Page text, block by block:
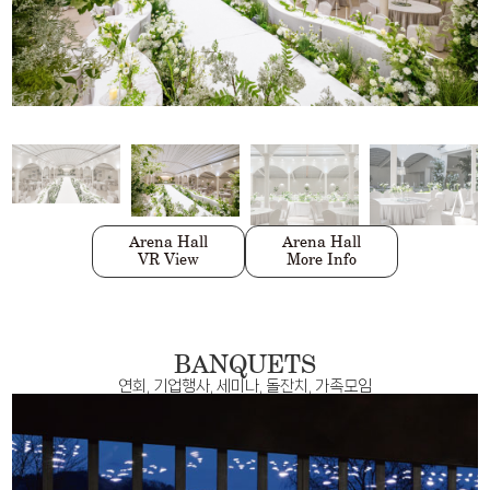
Arena Hall
VR View
Arena Hall
More Info
Divine Garden
VR View
Divine Garden
More Info
Divine Hall
VR View
Divine Hall
More Info
Scret Garden
VR View
Scret Garden
More Info
BANQUETS
연회, 기업행사, 세미나, 돌잔치, 가족모임